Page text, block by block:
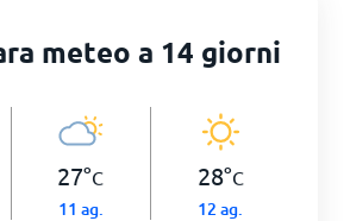
meteo a 14 giorni
27°C
11 ag.
28°C
12 ag.